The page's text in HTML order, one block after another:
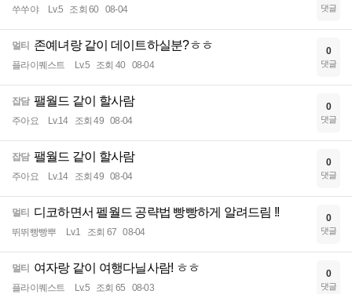
쑤쑤야 Lv.5 조회 60 08-04 댓글
멀티 존예녀랑 같이 데이트하실분?ㅎㅎ
플라이퀘스트 Lv.5 조회 40 08-04
0
댓글
잡담 팰월드 같이 할사람
주아요 Lv.14 조회 49 08-04
0
댓글
잡담 팰월드 같이 할사람
주아요 Lv.14 조회 49 08-04
0
댓글
멀티 디코하면서 펠월드 공략법 빵빵하게 알려드림 !!
뛰뛰빵빵뿌 Lv.1 조회 67 08-04
0
댓글
멀티 여자랑 같이 여행다닐사람! ㅎㅎ
플라이퀘스트 Lv.5 조회 65 08-03
0
댓글